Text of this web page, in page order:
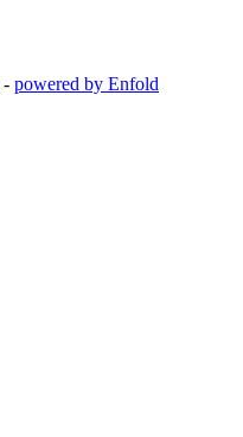
- powered by Enfold